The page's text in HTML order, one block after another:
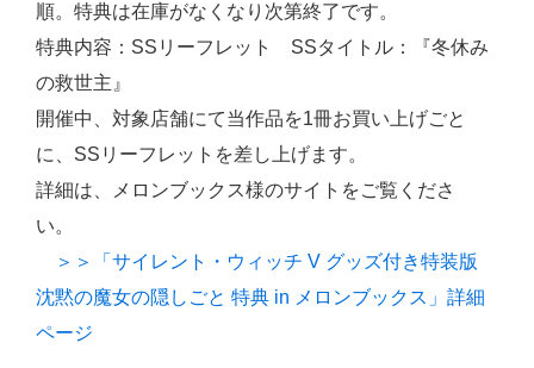
順。特典は在庫がなくなり次第終了です。
特典内容：SSリーフレット SSタイトル：『冬休み
の救世主』
開催中、対象店舗にて当作品を1冊お買い上げごと
に、SSリーフレットを差し上げます。
詳細は、メロンブックス様のサイトをご覧くださ
い。
＞＞「サイレント・ウィッチ V グッズ付き特装版
沈黙の魔女の隠しごと 特典 in メロンブックス」詳細
ページ